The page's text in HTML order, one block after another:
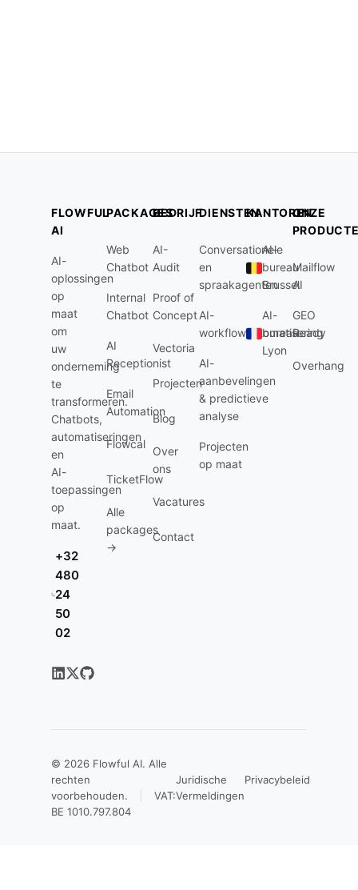
FLOWFUL
AI
AI-
oplossingen
op
maat
om
uw
onderneming
te
transformeren.
Chatbots,
automatiseringen
en
AI-
toepassingen
op
maat.
+32
480
24
50
02
PACKAGES
Web
Chatbot
Internal
Chatbot
AI
Receptionist
Email
Automation
Flowcal
TicketFlow
Alle
packages
→
BEDRIJF
AI-
Audit
Proof of
Concept
Vectoria
Projecten
Blog
Over
ons
Vacatures
Contact
DIENSTEN
Conversationele
en
spraakagenten
AI-
workflowautomatisering
AI-
aanbevelingen
& predictieve
analyse
Projecten
op maat
KANTOREN
AI-
bureau
Brussel
AI-
bureau
Lyon
ONZE
Mailflow
AI
GEO
Ready
Overhang
© 2026 Flowful AI. Alle
rechten
voorbehouden.
VAT:
BE 1010.797.804
Juridische
Vermeldingen
Privacybeleid